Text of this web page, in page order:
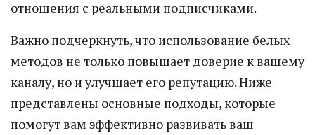
отношения с реальными подписчиками.
Важно подчеркнуть, что использование белых
методов не только повышает доверие к вашему
каналу, но и улучшает его репутацию. Ниже
представлены основные подходы, которые
помогут вам эффективно развивать ваш